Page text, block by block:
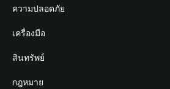
Academy
ข่าวสารด้านคริปโต
ศูนย์ช่วยเหลือ
ติดต่อเรา
Stablecoin Earn
Payfi Crypto
Crypto Swap API
Altcoin Season Index
นักพัฒนา
เชื่อมต่อ Wallet
Bitget Wallet Pay
ลิสต์โปรเจกต์
ความปลอดภัย
Protection Fund
เทคโนโลยีความปลอดภัย
เครื่องมือ
ซื้อคริปโต
การตรวจจับการอนุญาต
สินทรัพย์
Arbitrum
กฎหมาย